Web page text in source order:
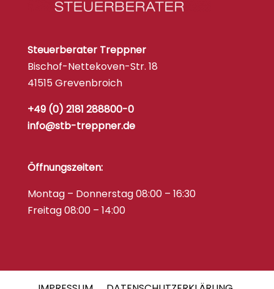
Steuerberater Treppner
Bischof-Nettekoven-Str. 18
41515 Grevenbroich
+49 (0) 2181 288800-0
info@stb-treppner.de
Öffnungszeiten:
Montag – Donnerstag 08:00 – 16:30
Freitag 08:00 – 14:00